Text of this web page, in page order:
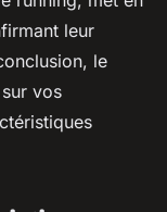
leur
le
vos